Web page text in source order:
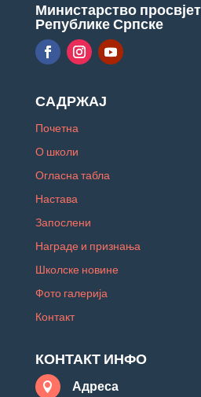
Министарство
Републике Српске
САДРЖАЈ
Почетна
О школи
Огласна табла
Настава
Запослени
Награде и признања
Школске новине
Фото галерија
Контакт
КОНТАКТ ИНФО
 Адреса